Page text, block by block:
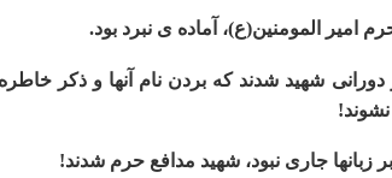
المومنین(ع)، آماده­ ی نبرد بود.
شهید شدند که بردن نام آنها و ذکر
زبان­ها جاری نبود، شهید مدافع حرم شدند!